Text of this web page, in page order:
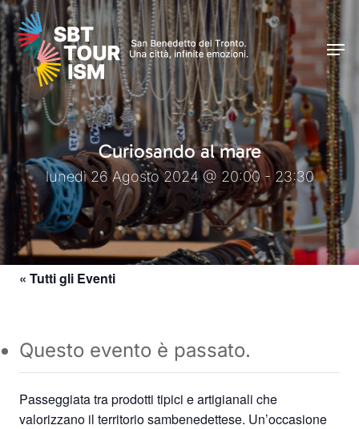
Skip
to
main
content
Curiosando al mare
lunedì 26 Agosto 2024 @ 20:00 - 23:30
« Tutti gli Eventi
Questo evento è passato.
Passeggiata tra prodotti tipici e artigianali che
valorizzano il territorio sambenedettese. Un’occasione